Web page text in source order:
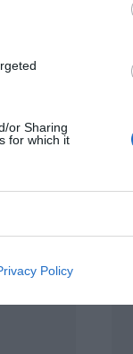
or Sharing
for which it
Policy